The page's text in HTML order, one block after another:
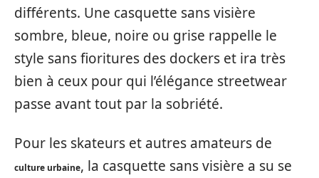
différents. Une casquette sans visière
sombre, bleue, noire ou grise rappelle le
style sans fioritures des dockers et ira très
bien à ceux pour qui l’élégance streetwear
passe avant tout par la sobriété.
Pour les skateurs et autres amateurs de
culture urbaine, la casquette sans visière a su se